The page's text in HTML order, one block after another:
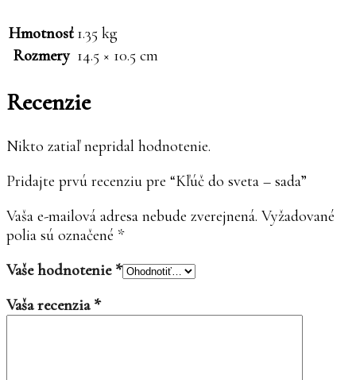
Hmotnosť 1.35 kg
Rozmery 14.5 × 10.5 cm
Recenzie
Nikto zatiaľ nepridal hodnotenie.
Pridajte prvú recenziu pre “Kľúč do sveta – sada”
Vaša e-mailová adresa nebude zverejnená. Vyžadované
polia sú označené *
Vaše hodnotenie *
Vaša recenzia*